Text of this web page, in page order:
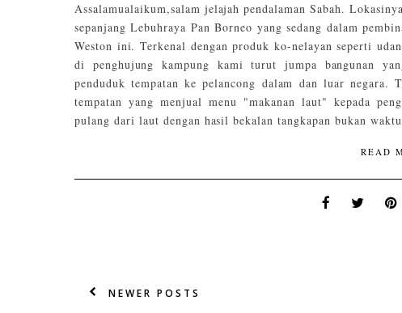
Assalamualaikum,salam jelajah pendalaman Sabah.
sepanjang Lebuhraya Pan Borneo yang sedang dalam
Weston ini. Terkenal dengan produk ko-nelayan seperti
di penghujung kampung kami turut jumpa bangunan
penduduk tempatan ke pelancong dalam dan luar negara.
tempatan yang menjual menu "makanan laut" kepada
pulang dari laut dengan hasil bekalan tangkapan bukan
READ
NEWER POSTS